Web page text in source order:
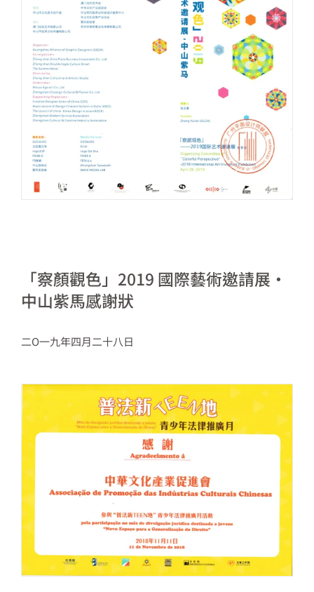
「察顏觀色」2019 國際藝術邀請展・
中山紫馬感謝狀
二O一九年四月二十八日